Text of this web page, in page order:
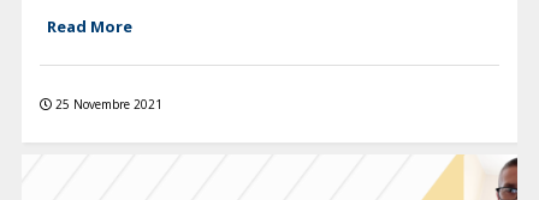
Read More
25 Novembre 2021